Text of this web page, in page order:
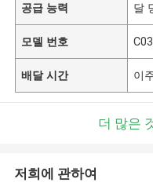
공급 능력 달
모델 번호
배달 시간 이
더 많은
저희에 관하여